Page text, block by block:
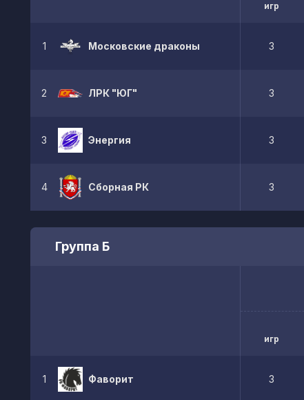
игр
1 Московские драконы 3
2 ЛРК "ЮГ" 3
3 Энергия 3
4 Сборная РК 3
Группа Б
игр
1 Фаворит 3